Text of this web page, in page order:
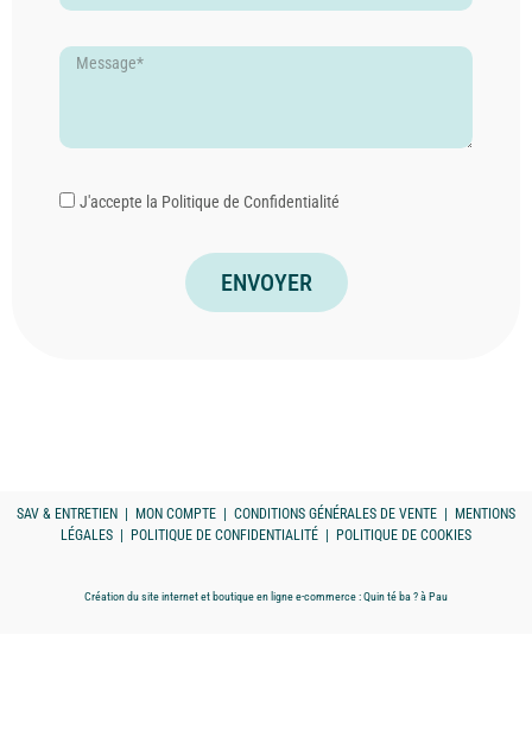
J'accepte la Politique de Confidentialité
ENVOYER
SAV & ENTRETIEN MON COMPTE CONDITIONS GÉNÉRALES DE VENTE
MENTIONS
LÉGALES
POLITIQUE DE CONFIDENTIALITÉ POLITIQUE DE COOKIES
Création du site internet et boutique en ligne e-commerce :Quin té ba ?à Pau